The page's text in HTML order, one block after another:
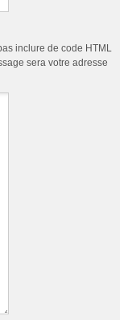
inclure de code HTML
sera votre adresse